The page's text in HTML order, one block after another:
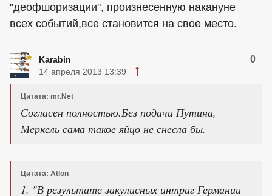
"деофшоризации", произнесенную накануне
всех событий,все становится на свое место.
Karabin 0
14 апреля 2013 13:39
Цитата: mr.Net
Согласен полностью.Без подачи Путина,
Меркель сама такое яйцо не снесла бы.
Цитата: Atlon
1. "В результате закулисных интриг Германии